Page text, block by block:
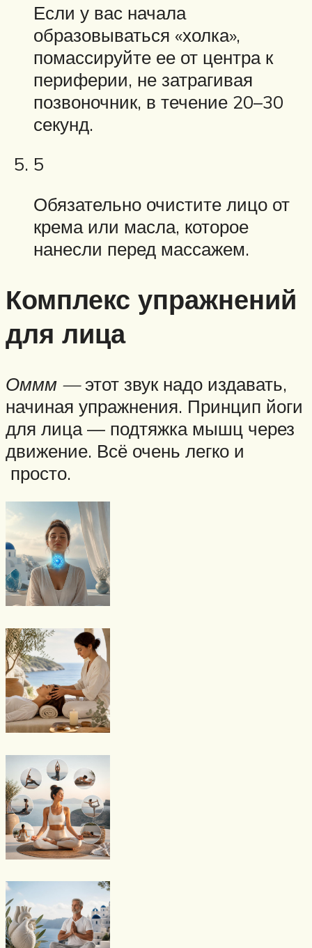
Если у вас начала
образовываться «холка»,
помассируйте ее от центра к
периферии, не затрагивая
позвоночник, в течение 20–30
секунд.
5
Обязательно очистите лицо от
крема или масла, которое
нанесли перед массажем.
Комплекс упражнений
для лица
Оммм —этот звук надо издавать,
начиная упражнения. Принцип йоги
для лица — подтяжка мышц через
движение. Всё очень легко и
просто.